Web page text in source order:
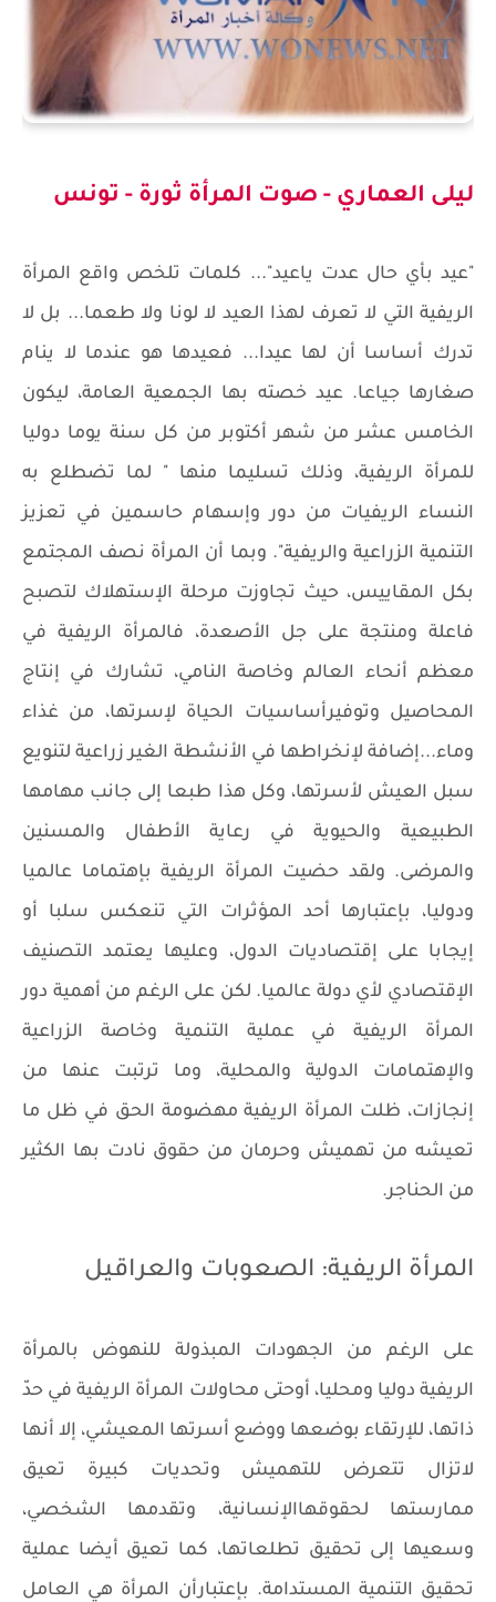
ليلى العماري - صوت المرأة ثورة - تونس
"عيد بأي حال عدت ياعيد"... كلمات تلخص واقع المرأة
الريفية التي لا تعرف لهذا العيد لا لونا ولا طعما... بل لا
تدرك أساسا أن لها عيدا... فعيدها هو عندما لا ينام
صغارها جياعا. عيد خصته بها الجمعية العامة، ليكون
الخامس عشر من شهر أكتوبر من كل سنة يوما دوليا
للمرأة الريفية، وذلك تسليما منها " لما تضطلع به
النساء الريفيات من دور وإسهام حاسمين في تعزيز
التنمية الزراعية والريفية". وبما أن المرأة نصف المجتمع
بكل المقاييس، حيث تجاوزت مرحلة الإستهلاك لتصبح
فاعلة ومنتجة على جل الأصعدة، فالمرأة الريفية في
معظم أنحاء العالم وخاصة النامي، تشارك في إنتاج
المحاصيل وتوفيرأساسيات الحياة لإسرتها، من غذاء
وماء...إضافة لإنخراطها في الأنشطة الغير زراعية لتنويع
سبل العيش لأسرتها، وكل هذا طبعا إلى جانب مهامها
الطبيعية والحيوية في رعاية الأطفال والمسنين
والمرضى. ولقد حضيت المرأة الريفية بإهتماما عالميا
ودوليا، بإعتبارها أحد المؤثرات التي تنعكس سلبا أو
إيجابا على إقتصاديات الدول، وعليها يعتمد التصنيف
الإقتصادي لأي دولة عالميا. لكن على الرغم من أهمية دور
المرأة الريفية في عملية التنمية وخاصة الزراعية
والإهتمامات الدولية والمحلية، وما ترتبت عنها من
إنجازات، ظلت المرأة الريفية مهضومة الحق في ظل ما
تعيشه من تهميش وحرمان من حقوق نادت بها الكثير
من الحناجر.
المرأة الريفية: الصعوبات والعراقيل
على الرغم من الجهودات المبذولة للنهوض بالمرأة
الريفية دوليا ومحليا، أوحتى محاولات المرأة الريفية في حدّ
ذاتها، للإرتقاء بوضعها ووضع أسرتها المعيشي، إلا أنها
لاتزال تتعرض للتهميش وتحديات كبيرة تعيق
ممارستها لحقوقهاالإنسانية، وتقدمها الشخصي،
وسعيها إلى تحقيق تطلعاتها، كما تعيق أيضا عملية
تحقيق التنمية المستدامة. بإعتبارأن المرأة هي العامل